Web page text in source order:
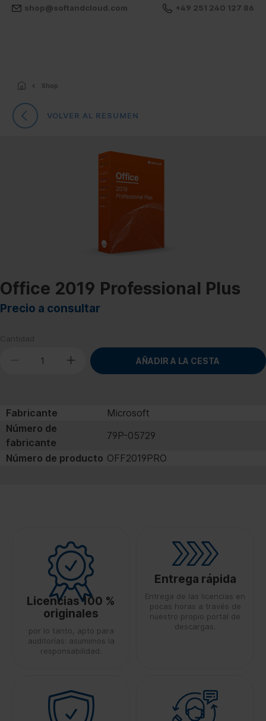
shop@softandcloud.com +49 251 240 127 86
Shop
VOLVER AL RESUMEN
Office 2019 Professional Plus
Precio a consultar
Cantidad
AÑADIR A LA CESTA
Fabricante
Microsoft
Número de
fabricante
79P-05729
Número de producto OFF2019PRO
Licencias 100 %
originales
por lo tanto, apto para
auditorías: asumimos la
responsabilidad.
Entrega rápida
Entrega de las licencias en
pocas horas a través de
nuestro propio portal de
descargas.